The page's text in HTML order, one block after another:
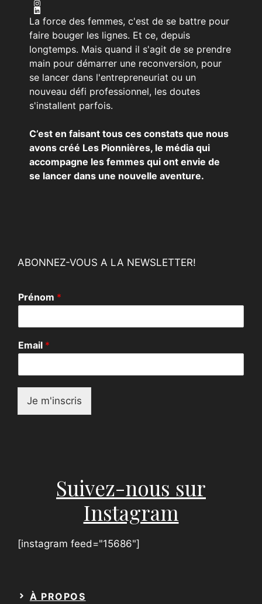
La force des femmes, c'est de se battre pour
faire bouger les lignes. Et ce, depuis
longtemps. Mais quand il s'agit de se prendre
main pour démarrer une reconversion, pour
se lancer dans l'entrepreneuriat ou un
nouveau défi professionnel, les doutes
s'installent parfois.
C’est en faisant tous ces constats que nous
avons créé Les Pionnières, le média qui
accompagne les femmes qui ont envie de
se lancer dans une nouvelle aventure.
ABONNEZ-VOUS A LA NEWSLETTER!
Prénom *
E
m
i
l
Email *
Je m'inscris
Suivez-nous sur
Instagram
[instagram feed="15686"]
À PROPOS